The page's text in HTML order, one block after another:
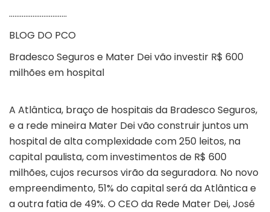
…………………………..
BLOG DO PCO
Bradesco Seguros e Mater Dei vão investir R$ 600
milhões em hospital
A Atlântica, braço de hospitais da Bradesco Seguros,
e a rede mineira Mater Dei vão construir juntos um
hospital de alta complexidade com 250 leitos, na
capital paulista, com investimentos de R$ 600
milhões, cujos recursos virão da seguradora. No novo
empreendimento, 51% do capital será da Atlântica e
a outra fatia de 49%. O CEO da Rede Mater Dei, José